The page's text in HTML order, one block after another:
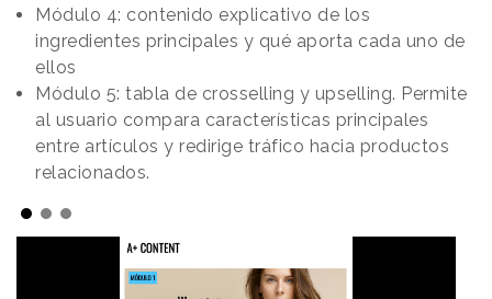
Módulo 4: contenido explicativo de los
ingredientes principales y qué aporta cada uno de
ellos
Módulo 5: tabla de crosselling y upselling. Permite
al usuario compara características principales
entre artículos y redirige tráfico hacia productos
relacionados.